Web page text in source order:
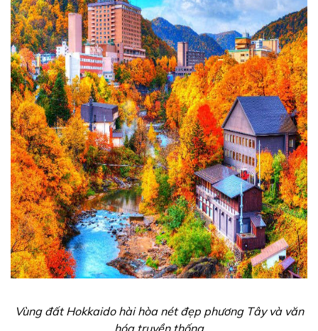
Vùng đất Hokkaido hài hòa nét đẹp phương Tây và văn
hóa truyền thống